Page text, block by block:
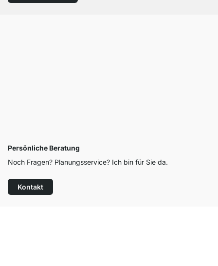
Persönliche Beratung
Noch Fragen? Planungsservice? Ich bin für Sie da.
Kontakt